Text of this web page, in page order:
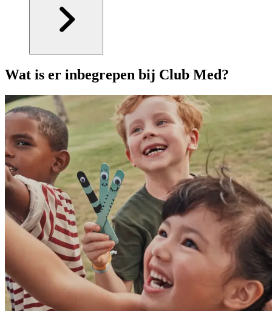
Wat is er inbegrepen bij Club Med?